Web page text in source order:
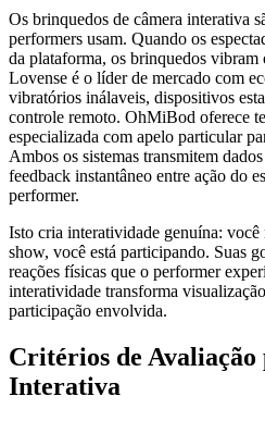
Os brinquedos de câmera interativa
performers usam. Quando os
da plataforma, os brinquedos vibram
Lovense é o líder de mercado com
vibratórios inálaveis, dispositivos
controle remoto. OhMiBod oferece
especializada com apelo particular
Ambos os sistemas transmitem
feedback instantâneo entre ação do
performer.
Isto cria interatividade genuína: você
show, você está participando. Suas
reações físicas que o performer
interatividade transforma
participação envolvida.
Critérios de Avaliação
Interativa